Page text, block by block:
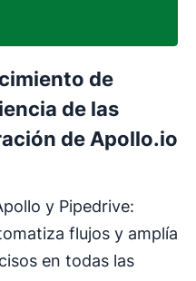
de
de las
de Apollo.io
y Pipedrive:
flujos y amplía
en todas las